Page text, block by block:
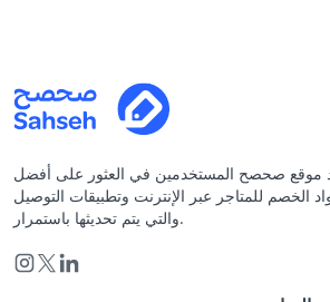
موقع صحصح المستخدمين في العثور على أفضل
الخصم للمتاجر عبر الإنترنت وتطبيقات التوصيل
والتي يتم تحديثها باستمرار.